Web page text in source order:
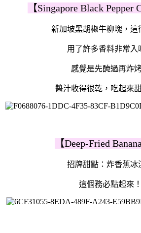
【Singapore Black Pepper
新加坡黑胡椒牛柳塊，這
用了許多香料非常入
感覺是先醃過再炸烤
醬汁收得很乾，吃起來
【Deep-Fried
招牌甜點：炸香蕉冰
這個務必點起來！